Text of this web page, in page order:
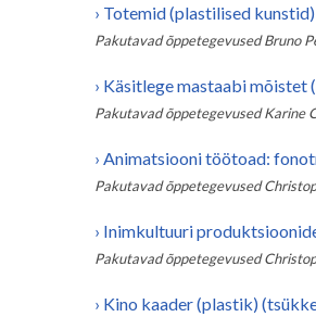
› Totemid (plastilised
Pakutavad õppetegevused Bruno
› Käsitlege mastaabi mõistet
Pakutavad õppetegevused Karine
› Animatsiooni töötoad:
Pakutavad õppetegevused
› Inimkultuuri
Pakutavad õppetegevused
› Kino kaader (plastik)